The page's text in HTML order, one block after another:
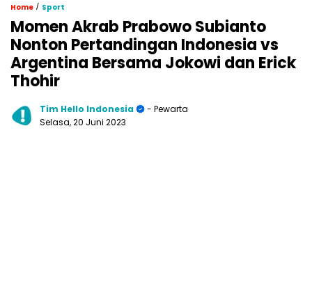
Home / Sport
Momen Akrab Prabowo Subianto
Nonton Pertandingan Indonesia vs
Argentina Bersama Jokowi dan Erick
Thohir
Tim Hello Indonesia
- Pewarta
Selasa, 20 Juni 2023